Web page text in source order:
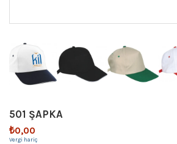
501 ŞAPKA
₺0,00
Vergi hariç